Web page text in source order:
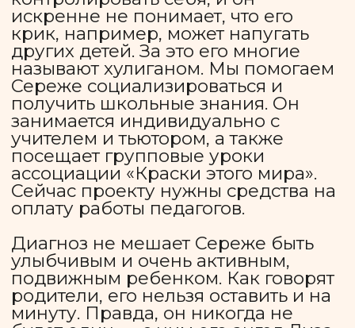
Казалось, все позади, станет лучше
и Илье. Но в этот раз вероятность
отвернулась от Мальцевых: у
новорожденного диагностировали
кровоизлияние в мозг, вызвавшее
гидроцефалию. Из-за этого Илья не
может самостоятельно ходить,
говорить, ему даже сложно просто
сидеть, нужна опора, которая
поддерживает спину и ноги.